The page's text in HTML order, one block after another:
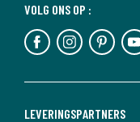
LEVERINGSPARTNERS
VOLG ONS OP :